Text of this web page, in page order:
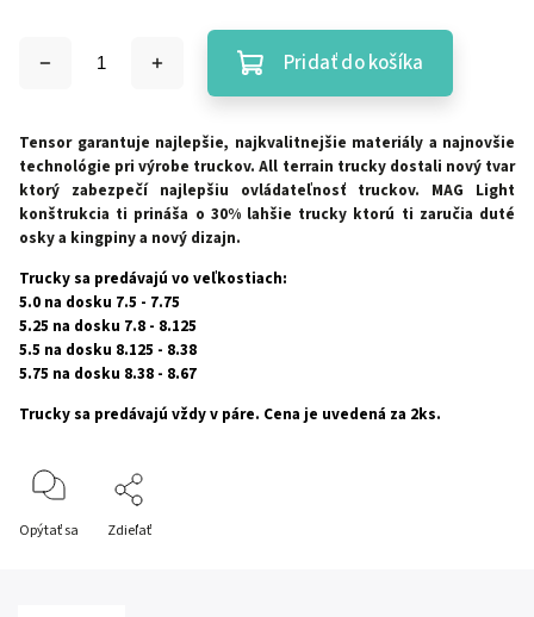
Pridať do košíka
Tensor garantuje najlepšie, najkvalitnejšie materiály a najnovšie
technológie pri výrobe truckov. All terrain trucky dostali nový tvar
ktorý zabezpečí najlepšiu ovládateľnosť truckov. MAG Light
konštrukcia ti prináša o 30% lahšie trucky ktorú ti zaručia duté
osky a kingpiny a nový dizajn.
Trucky sa predávajú vo veľkostiach:
5.0 na dosku 7.5 - 7.75
5.25 na dosku 7.8 - 8.125
5.5 na dosku 8.125 - 8.38
5.75 na dosku 8.38 - 8.67
Trucky sa predávajú vždy v páre. Cena je uvedená za 2ks.
Opýtať sa Zdieľať